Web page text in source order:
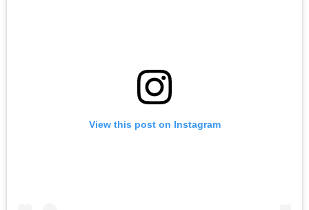
View this post on Instagram